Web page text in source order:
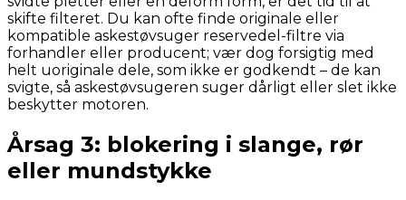
skifte filteret. Du kan ofte finde originale eller
kompatible askestøvsuger reservedel-filtre via
forhandler eller producent; vær dog forsigtig med
helt uoriginale dele, som ikke er godkendt – de kan
svigte, så askestøvsugeren suger dårligt eller slet ikke
beskytter motoren.
Årsag 3: blokering i slange, rør
eller mundstykke